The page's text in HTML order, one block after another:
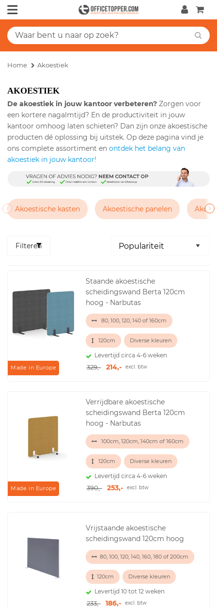
Home Akoestiek
AKOESTIEK
De akoestiek in jouw kantoor verbeteren? Zorgen voor
een kortere nagalmtijd? En de productiviteit in jouw
kantoor omhoog laten schieten? Dan zijn onze akoestische
producten dé oplossing bij uitstek. Op deze pagina vind je
ons complete assortiment en ontdek het belang van
akoestiek in jouw kantoor!
Akoestische kasten Akoestische panelen
Filteren
Made in Europe
Staande akoestische
scheidingswand Berta 120cm
hoog - Narbutas
80, 100, 120, 140 of 160cm
120cm Diverse kleuren
Levertijd circa 4-6 weken
329,- 214,- excl. btw
Made in Europe
Verrijdbare akoestische
scheidingswand Berta 120cm
hoog - Narbutas
100cm, 120cm, 140cm of 160cm
120cm Diverse kleuren
Levertijd circa 4-6 weken
390,- 253,- excl. btw
Vrijstaande akoestische
scheidingswand 120cm hoog
80, 100, 120, 140, 160, 180 of 200cm
120cm Diverse kleuren
Levertijd 10 tot 12 weken
233,- 186,- excl. btw